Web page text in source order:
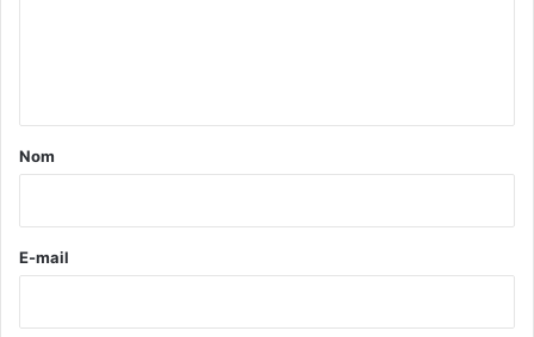
a
e
Nom
E-mail